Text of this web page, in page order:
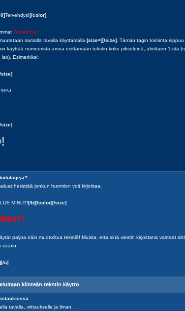
Tervehdys![/color]
Tervehdys!
samalla tavalla käyttämällä [size=][/size]. Tämän tagin toiminta
käyttää numeerista arvoa esittämään tekstin koko pikseleinä, aloittaen 1:stä
Esimerkiksi:
size]
PIENI
size]
herättää jonkun huomion voit kirjoittaa:
LUE MINUT![/b][/color][/size]
paljoa näin muotoiltua tekstiä! Muista, että sinä viestin kirjoittana vastaat
väärin:
u]
kiinteän tekstin käyttö
tavalla, viittauksella ja ilman.